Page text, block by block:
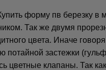
форму пв березку в
Так же двумя
цвета. Иначе
застежки
клапаны. Так